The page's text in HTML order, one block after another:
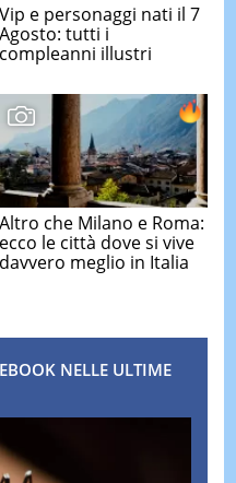
Vip e personaggi nati il 7
Agosto: tutti i
compleanni illustri
Altro che Milano e Roma:
ecco le città dove si vive
davvero meglio in Italia
NELLE ULTIME